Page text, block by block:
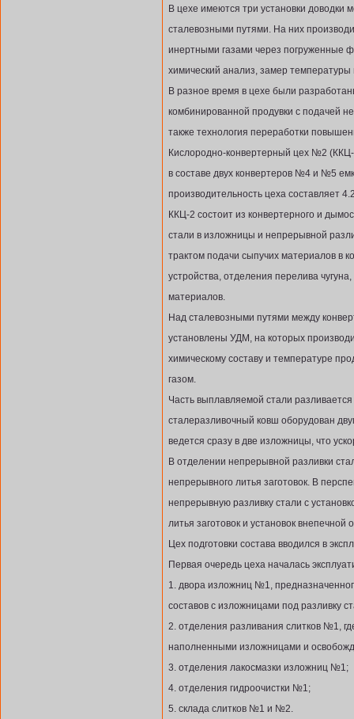
В цехе имеются три установки
сталевозными путями. На них
инертными газами через погруженные
химический анализ, замер
В разное время в цехе были
комбинированной продувки с подачей
также технология переработки
Кислородно-конвертерный цех №2
в составе двух конвертеров №4 и №5
производительность цеха составляет
ККЦ-2 состоит из конвертерного и
стали в изложницы и непрерывной
трактом подачи сыпучих материалов в
устройства, отделения перелива
материалов.
Над сталевозными путями между
установлены УДМ, на которых
химическому составу и температуре
газом.
Часть выплавляемой стали
сталеразливочный ковш оборудован
ведется сразу в две изложницы, что
В отделении непрерывной разливки
непрерывного литья заготовок. В
непрерывную разливку стали с
литья заготовок и установок внепечной
Цех подготовки состава вводился в
Первая очередь цеха началась
1. двора изложниц №1,
составов с изложницами под разливку
2. отделения разливания слитков №1,
наполненными изложницами и
3. отделения лакосмазки изложниц №1;
4. отделения гидроочистки №1;
5. склада слитков №1 и №2.